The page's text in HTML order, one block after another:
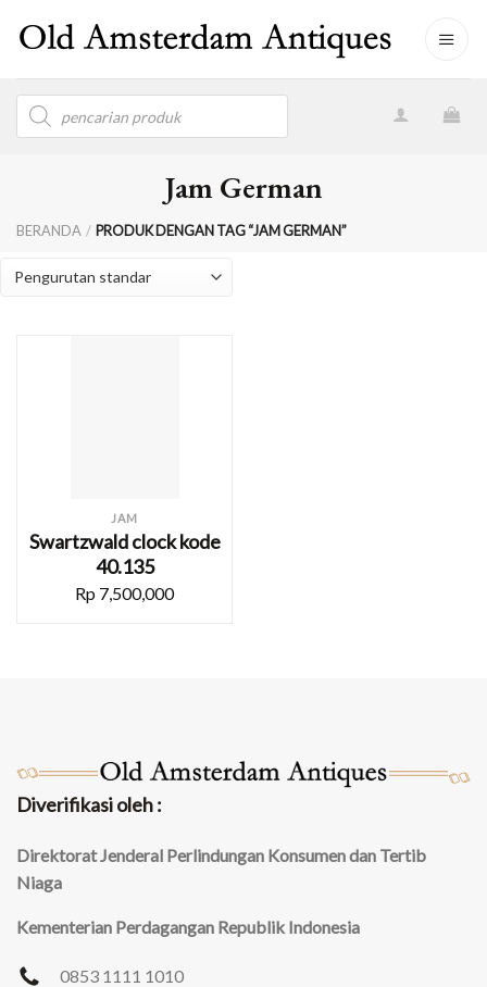
Products
search
Jam German
BERANDA / PRODUK DENGAN TAG “JAM GERMAN”
JAM
Swartzwald clock kode
40.135
Rp 7,500,000
Diverifikasi oleh :
Direktorat Jenderal Perlindungan Konsumen dan Tertib
Niaga
Kementerian Perdagangan Republik Indonesia
0853 1111 1010